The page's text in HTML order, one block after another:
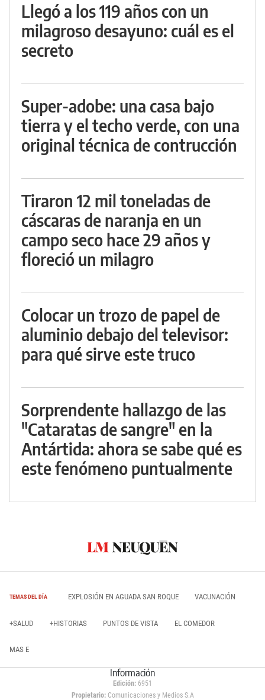
Llegó a los 119 años con un
milagroso desayuno: cuál es el
secreto
Super-adobe: una casa bajo
tierra y el techo verde, con una
original técnica de contrucción
Tiraron 12 mil toneladas de
cáscaras de naranja en un
campo seco hace 29 años y
floreció un milagro
Colocar un trozo de papel de
aluminio debajo del televisor:
para qué sirve este truco
Sorprendente hallazgo de las
"Cataratas de sangre" en la
Antártida: ahora se sabe qué es
este fenómeno puntualmente
TEMAS DEL DÍA EXPLOSIÓN EN AGUADA SAN ROQUE VACUNACIÓN
+SALUD +HISTORIAS PUNTOS DE VISTA EL COMEDOR
MAS E
Información
Edición: 6951
Propietario:Comunicaciones y Medios S.A